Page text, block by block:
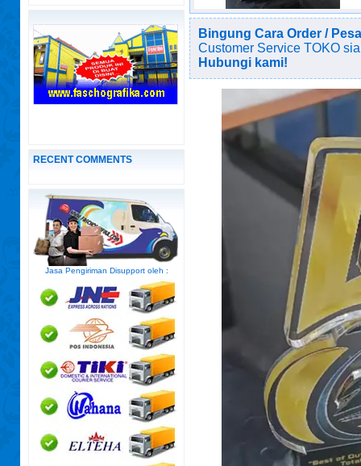
RECENT COMMENTS
Jasa Pengiriman Disupport oleh :
Bingung Cara Order /
Customer Service TOKO
Hubungi kami!